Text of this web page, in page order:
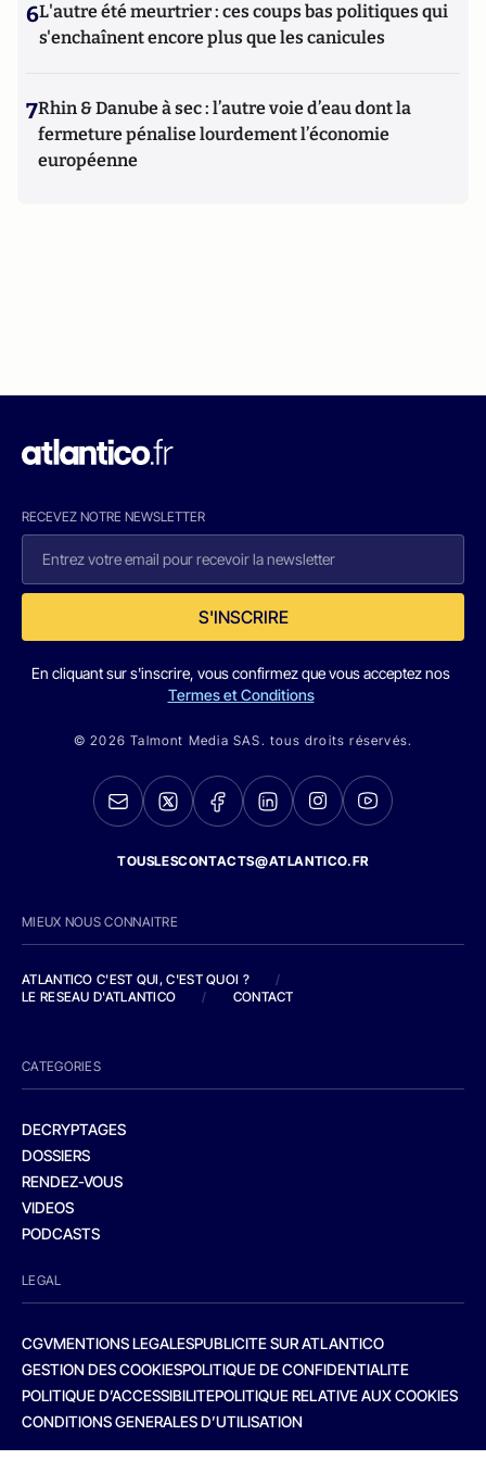
6L'autre été meurtrier : ces coups bas politiques qui
s'enchaînent encore plus que les canicules
7Rhin & Danube à sec : l’autre voie d’eau dont la
fermeture pénalise lourdement l’économie
européenne
RECEVEZ NOTRE NEWSLETTER
S'INSCRIRE
En cliquant sur s'inscrire, vous confirmez que vous acceptez nos
Termes et Conditions
© 2026 Talmont Media SAS. tous droits réservés.
TOUSLESCONTACTS@ATLANTICO.FR
MIEUX NOUS CONNAITRE
ATLANTICO C'EST QUI, C'EST QUOI ?
/
LE RESEAU D'ATLANTICO
/ CONTACT
CATEGORIES
DECRYPTAGES
DOSSIERS
RENDEZ-VOUS
VIDEOS
PODCASTS
LEGAL
CGVMENTIONS LEGALESPUBLICITE SUR ATLANTICO
GESTION DES COOKIESPOLITIQUE DE CONFIDENTIALITE
POLITIQUE D’ACCESSIBILITEPOLITIQUE RELATIVE AUX COOKIES
CONDITIONS GENERALES D’UTILISATION